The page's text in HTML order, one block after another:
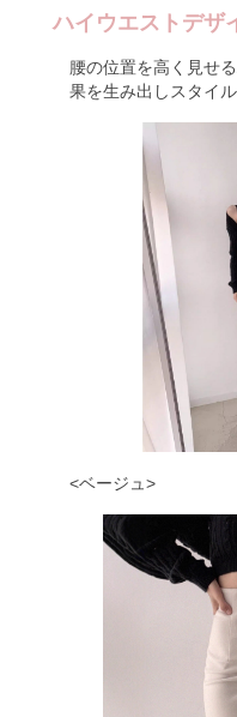
ハイウエストデザ
腰の位置を高く見せ
果を生み出しスタイ
<ベージュ>